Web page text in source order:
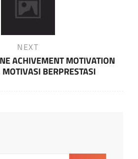
NEXT
ACHIVEMENT MOTIVATION
BERPRESTASI